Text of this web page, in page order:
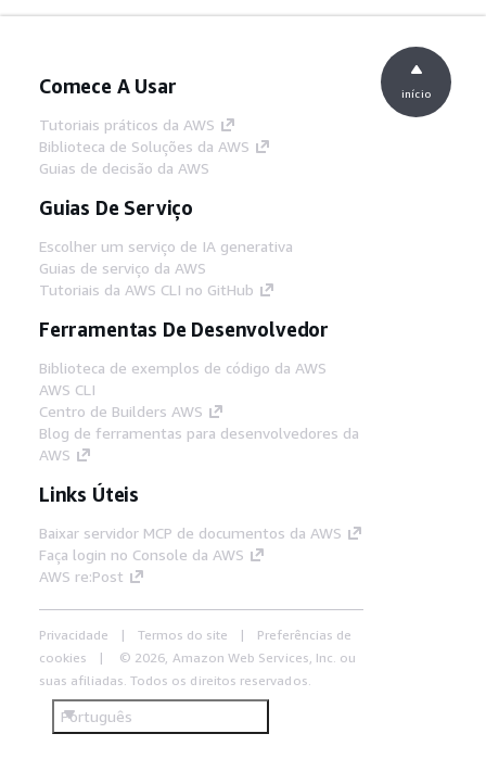
Comece A Usar
Tutoriais práticos da AWS
Biblioteca de Soluções da AWS
Guias de decisão da AWS
Guias De Serviço
Escolher um serviço de IA generativa
Guias de serviço da AWS
Tutoriais da AWS CLI no GitHub
Ferramentas De Desenvolvedor
Biblioteca de exemplos de código da AWS
AWS CLI
Centro de Builders AWS
Blog de ferramentas para desenvolvedores da
AWS
Links Úteis
Baixar servidor MCP de documentos da AWS
Faça login no Console da AWS
AWS re:Post
Privacidade Termos do site
Preferências de
cookies
© 2026, Amazon Web Services, Inc. ou
suas afiliadas. Todos os direitos reservados.
Português
início